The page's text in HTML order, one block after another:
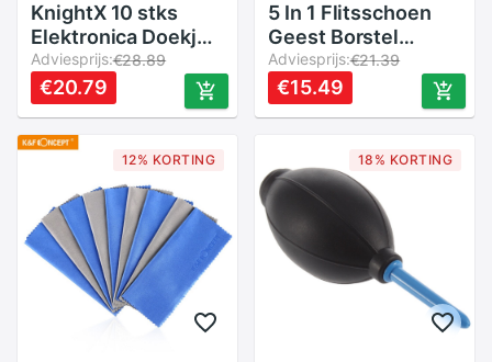
KnightX 10 stks
Elektronica Doekjes
Lens Doek voor TV
camera lens filters
lot voor cleaner ND
UV Filter Cleaner
schoon
Adviesprijs:€28.89
€20.79
5 In 1 Flitsschoen
Geest Borstel
Cleaning Kit
Cleaning Pen
Camera Pen/Lens
Adviesprijs:€21.39
€15.49
12% KORTING 18% KORTING